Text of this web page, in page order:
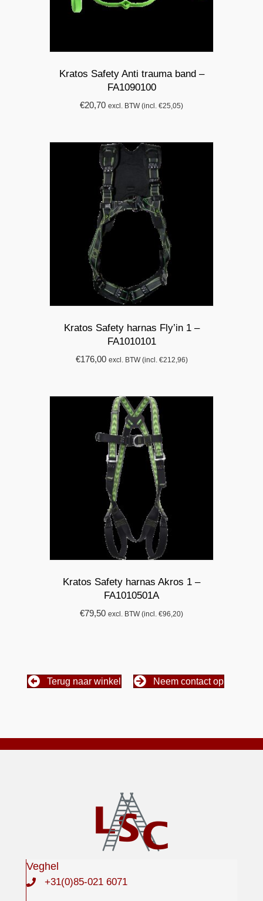
Kratos Safety Anti trauma band –
FA1090100
€20,70 excl. BTW (incl. €25,05)
Kratos Safety harnas Fly’in 1 –
FA1010101
€176,00 excl. BTW (incl. €212,96)
Kratos Safety harnas Akros 1 –
FA1010501A
€79,50 excl. BTW (incl. €96,20)
Terug naar winkel Neem contact op
Veghel
+31(0)85-021 6071